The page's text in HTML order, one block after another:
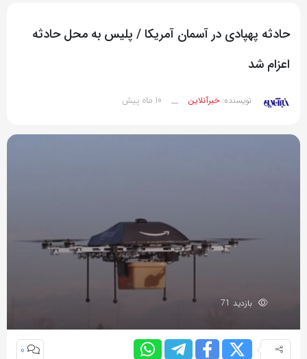
حادثه پهپادی در آسمان آمریکا / پلیس به محل حادثه
اعزام شد
نویسنده:خبرآنلاین __ 10 ماه پیش
بازدید 71
0